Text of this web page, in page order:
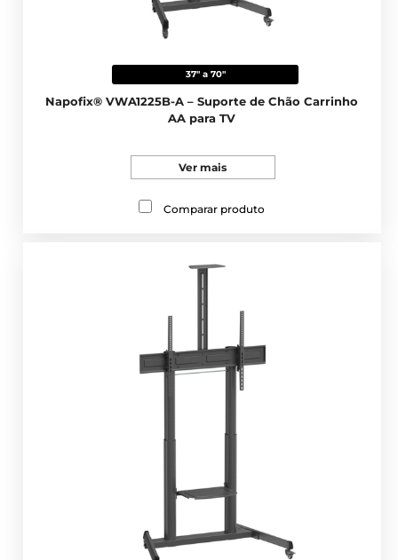
37" a 70"
Napofix® VWA1225B-A – Suporte de Chão Carrinho
AA para TV
Ver mais
Comparar produto